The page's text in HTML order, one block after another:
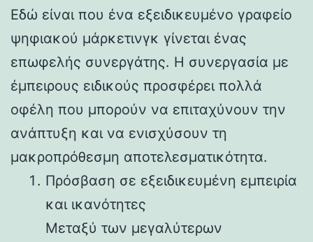
Εδώ είναι που ένα εξειδικευμένο γραφείο
ψηφιακού μάρκετινγκ γίνεται ένας
επωφελής συνεργάτης. Η συνεργασία με
έμπειρους ειδικούς προσφέρει πολλά
οφέλη που μπορούν να επιταχύνουν την
ανάπτυξη και να ενισχύσουν τη
μακροπρόθεσμη αποτελεσματικότητα.
Πρόσβαση σε εξειδικευμένη εμπειρία
και ικανότητες
Μεταξύ των μεγαλύτερων